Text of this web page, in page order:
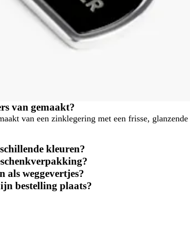
van gemaakt?
van een zinklegering met een frisse, glanzende
kleuren?
als weggevertjes?
bestelling plaats?